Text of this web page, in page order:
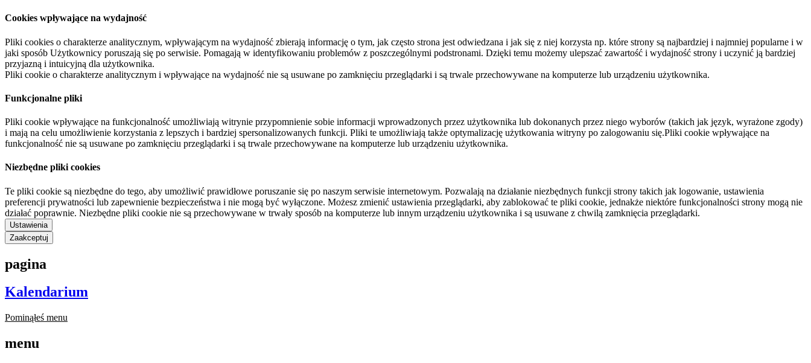
Cookies wpływające na wydajność
Pliki cookies o charakterze analitycznym, wpływającym na wydajność zbierają informację o tym, jak często strona jest odwiedzana i jak się z niej korzysta np. które strony są najbardziej i najmniej popularne i w
jaki sposób Użytkownicy poruszają się po serwisie. Pomagają w identyfikowaniu problemów z poszczególnymi podstronami. Dzięki temu możemy ulepszać zawartość i wydajność strony i uczynić ją bardziej
przyjazną i intuicyjną dla użytkownika.
Pliki cookie o charakterze analitycznym i wpływające na wydajność nie są usuwane po zamknięciu przeglądarki i są trwale przechowywane na komputerze lub urządzeniu użytkownika.
Funkcjonalne pliki
Pliki cookie wpływające na funkcjonalność umożliwiają witrynie przypomnienie sobie informacji wprowadzonych przez użytkownika lub dokonanych przez niego wyborów (takich jak język, wyrażone zgody)
i mają na celu umożliwienie korzystania z lepszych i bardziej spersonalizowanych funkcji. Pliki te umożliwiają także optymalizację użytkowania witryny po zalogowaniu się.Pliki cookie wpływające na
funkcjonalność nie są usuwane po zamknięciu przeglądarki i są trwale przechowywane na komputerze lub urządzeniu użytkownika.
Niezbędne pliki cookies
Te pliki cookie są niezbędne do tego, aby umożliwić prawidłowe poruszanie się po naszym serwisie internetowym. Pozwalają na działanie niezbędnych funkcji strony takich jak logowanie, ustawienia
preferencji prywatności lub zapewnienie bezpieczeństwa i nie mogą być wyłączone. Możesz zmienić ustawienia przeglądarki, aby zablokować te pliki cookie, jednakże niektóre funkcjonalności strony mogą nie
działać poprawnie. Niezbędne pliki cookie nie są przechowywane w trwały sposób na komputerze lub innym urządzeniu użytkownika i są usuwane z chwilą zamknięcia przeglądarki.
Ustawienia
Zaakceptuj
pagina
Kalendarium
Pominąłeś menu
menu